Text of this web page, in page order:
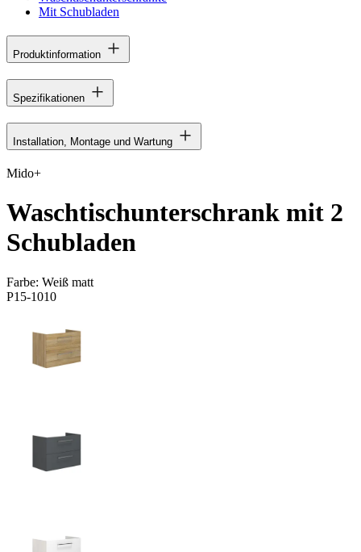
Mit Schubladen
Produktinformation
Spezifikationen
Installation, Montage und Wartung
Mido+
Waschtischunterschrank mit 2
Schubladen
Farbe: Weiß matt
P15-1010